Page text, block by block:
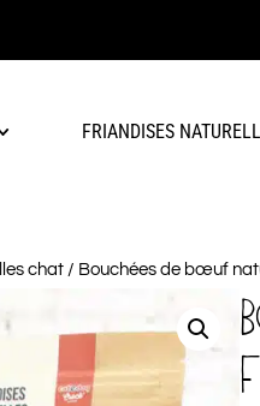
FRIANDISES
chat / Bouchées de bœuf